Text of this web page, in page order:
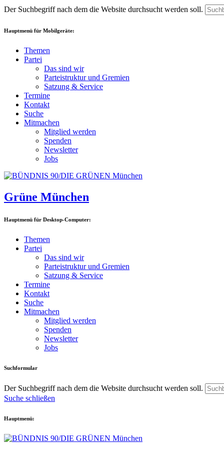
Der Suchbegriff nach dem die Website durchsucht werden soll.
Hauptmenü für Mobilgeräte:
Themen
Partei
Das sind wir
Parteistruktur und Gremien
Satzung & Service
Termine
Kontakt
Suche
Mitmachen
Mitglied werden
Spenden
Newsletter
Jobs
Grüne München
Hauptmenü für Desktop-Computer:
Themen
Partei
Das sind wir
Parteistruktur und Gremien
Satzung & Service
Termine
Kontakt
Suche
Mitmachen
Mitglied werden
Spenden
Newsletter
Jobs
Suchformular
Der Suchbegriff nach dem die Website durchsucht werden soll.
Suche schließen
Hauptmenü: